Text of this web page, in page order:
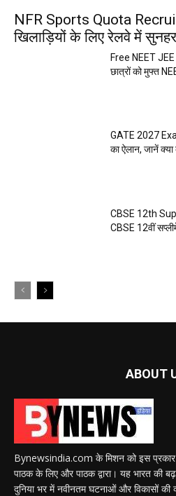
NFR Sports Quota
खिलाड़ियों के लिए रेलवे में
Free NEET
छात्रों को मुफ्त
GATE 2027
का ऐलान, जानें
CBSE 12th
CBSE 12वीं
ABOUT
Bynewsindia.com के मिशन को इस प्रकार
पाठक के लिए और पाठक द्वारा। यह भारत की
दुनिया भर में नवीनतम घटनाओं और विकासों